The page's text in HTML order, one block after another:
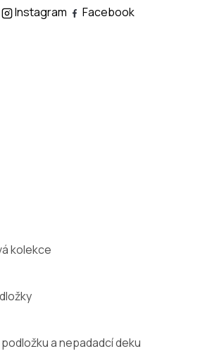
Instagram Facebook
kolekce
a nepadadcí deku